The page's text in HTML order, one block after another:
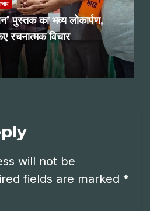
पुस्तक का भव्य लोकार्पण,
रचनात्मक विचार
will not be
fields are marked *